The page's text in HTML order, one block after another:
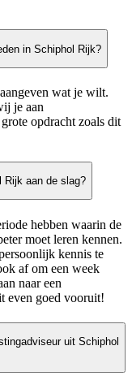
in Schiphol Rijk?
wat je wilt.
je aan
opdracht zoals dit
Rijk aan de slag?
hebben waarin de
moet leren kennen.
kennis te
af om een week
naar een
even goed vooruit!
uit Schiphol